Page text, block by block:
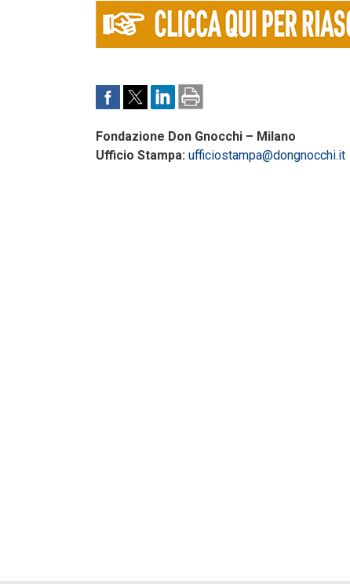
Fondazione Don Gnocchi – Milano
Ufficio Stampa: ufficiostampa@dongnocchi.it